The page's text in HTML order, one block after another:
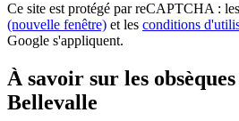
Ce site est protégé par reCAPTCHA : les
(nouvelle fenêtre) et les conditions
Google s'appliquent.
À savoir sur les
Bellevalle